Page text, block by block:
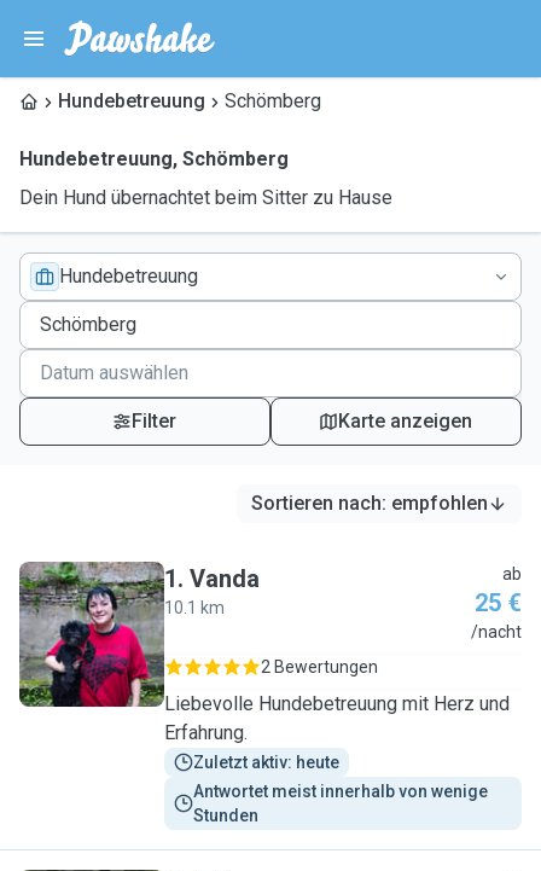
Hundebetreuung Schömberg
Hundebetreuung, Schömberg
Dein Hund übernachtet beim Sitter zu Hause
Hundebetreuung
Filter Karte anzeigen
Sortieren nach: empfohlen
V
1. Vanda
10.1 km
ab
25 €
/nacht
2 Bewertungen
Liebevolle Hundebetreuung mit Herz und
Erfahrung.
Zuletzt aktiv: heute
Antwortet meist innerhalb von wenige
Stunden